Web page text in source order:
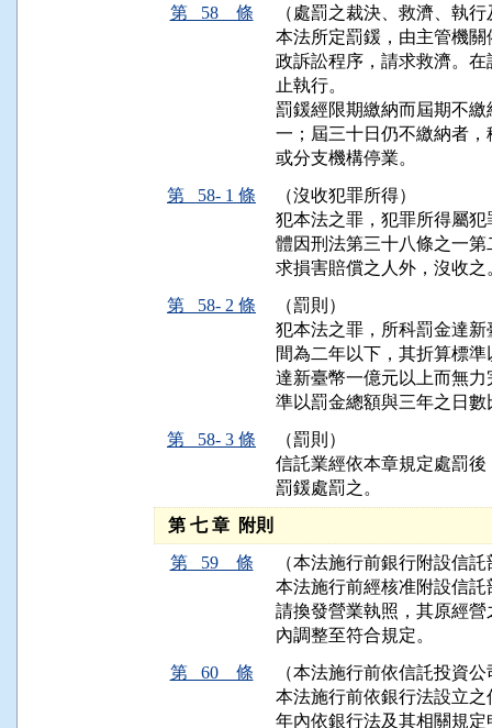
第 58 條
（處罰之裁決、救濟、執
本法所定罰鍰，由主管機
政訴訟程序，請求救濟。
止執行。
罰鍰經限期繳納而屆期不
一；屆三十日仍不繳納者
或分支機構停業。
第 58- 1 條
（沒收犯罪所得）
犯本法之罪，犯罪所得屬
體因刑法第三十八條之一
求損害賠償之人外，沒收之
第 58- 2 條
（罰則）
犯本法之罪，所科罰金達
間為二年以下，其折算標
達新臺幣一億元以上而無
準以罰金總額與三年之日數
第 58- 3 條
（罰則）
信託業經依本章規定處罰
罰鍰處罰之。
第 七 章 附則
第 59 條
（本法施行前銀行附設信
本法施行前經核准附設信
請換發營業執照，其原經
內調整至符合規定。
第 60 條
（本法施行前依信託投資
本法施行前依銀行法設立
年內依銀行法及其相關規